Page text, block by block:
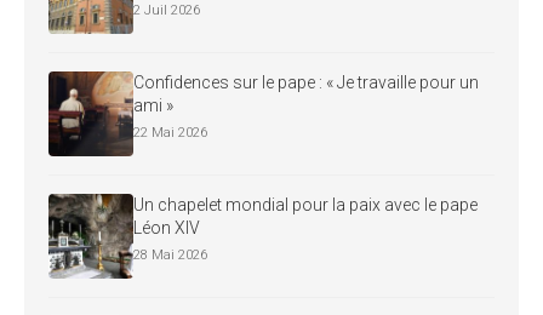
2 Juil 2026
Confidences sur le pape : « Je travaille pour un
ami »
22 Mai 2026
Un chapelet mondial pour la paix avec le pape
Léon XIV
28 Mai 2026